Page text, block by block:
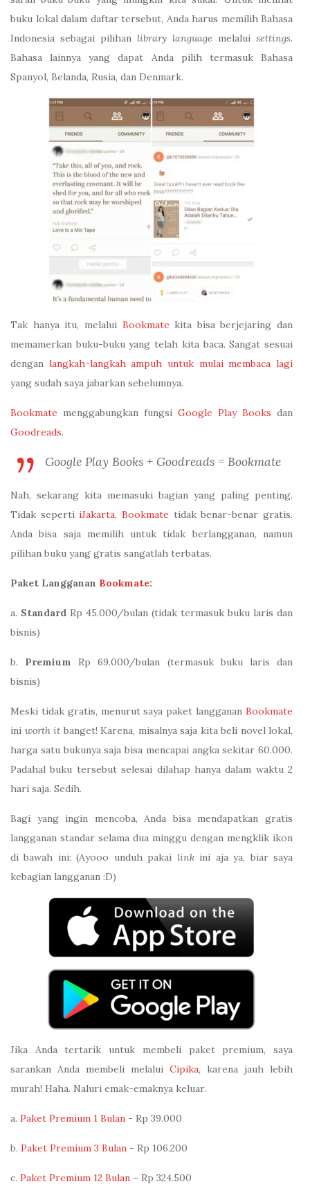
buku lokal dalam daftar tersebut, Anda harus memilih Bahasa
Indonesia sebagai pilihan library language melalui settings.
Bahasa lainnya yang dapat Anda pilih termasuk Bahasa
Spanyol, Belanda, Rusia, dan Denmark.
Tak hanya itu, melalui Bookmate kita bisa berjejaring dan
memamerkan buku-buku yang telah kita baca. Sangat sesuai
dengan langkah-langkah ampuh untuk mulai membaca lagi
yang sudah saya jabarkan sebelumnya.
Bookmate menggabungkan fungsi Google Play Books dan
Goodreads.
Google Play Books + Goodreads = Bookmate
Nah, sekarang kita memasuki bagian yang paling penting.
Tidak sepertiiJakarta,Bookmate tidak benar-benar gratis.
Anda bisa saja memilih untuk tidak berlangganan, namun
pilihan buku yang gratis sangatlah terbatas.
Paket Langganan Bookmate:
a. Standard Rp 45.000/bulan (tidak termasuk buku laris dan
bisnis)
b. Premium Rp 69.000/bulan (termasuk buku laris dan
bisnis)
Meski tidak gratis, menurut saya paket langganan Bookmate
ini worth it banget! Karena, misalnya saja kita beli novel lokal,
harga satu bukunya saja bisa mencapai angka sekitar 60.000.
Padahal buku tersebut selesai dilahap hanya dalam waktu 2
hari saja. Sedih.
Bagi yang ingin mencoba, Anda bisa mendapatkan gratis
langganan standar selama dua minggu dengan mengklik ikon
di bawah ini: (Ayooo unduh pakai linkini aja ya, biar saya
kebagian langganan :D)
Jika Anda tertarik untuk membeli paket premium, saya
sarankan Anda membeli melalui Cipika, karena jauh lebih
murah! Haha. Naluri emak-emaknya keluar.
a. Paket Premium 1 Bulan - Rp 39.000
b. Paket Premium 3 Bulan - Rp 106.200
c. Paket Premium 12 Bulan – Rp 324.500